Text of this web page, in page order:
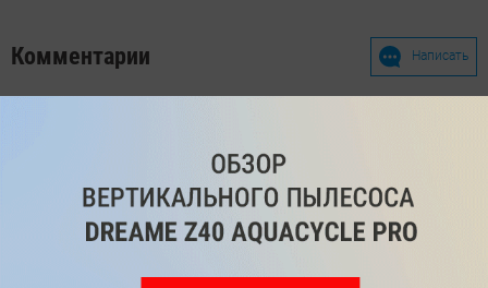
Комментарии Написать
Мы знаем, вам есть что сказать!
Войдите или Зарегистрируйтесь , чтобы
оставить комментарий